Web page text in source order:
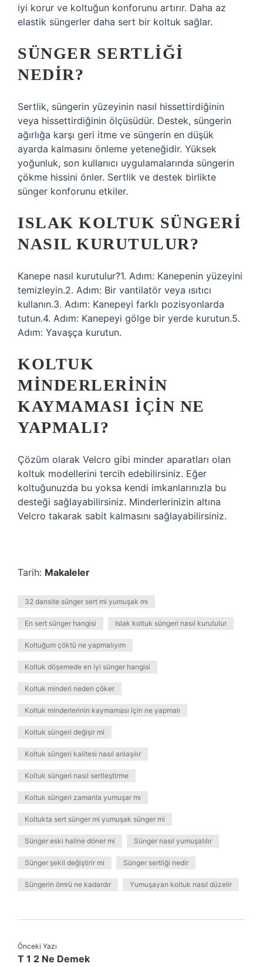
iyi korur ve koltuğun konforunu artırır. Daha az
elastik süngerler daha sert bir koltuk sağlar.
SÜNGER SERTLIĞI
NEDIR?
Sertlik, süngerin yüzeyinin nasıl hissettirdiğinin
veya hissettirdiğinin ölçüsüdür. Destek, süngerin
ağırlığa karşı geri itme ve süngerin en düşük
ayarda kalmasını önleme yeteneğidir. Yüksek
yoğunluk, son kullanıcı uygulamalarında süngerin
çökme hissini önler. Sertlik ve destek birlikte
sünger konforunu etkiler.
ISLAK KOLTUK SÜNGERI
NASIL KURUTULUR?
Kanepe nasıl kurutulur?1. Adım: Kanepenin yüzeyini
temizleyin.2. Adım: Bir vantilatör veya ısıtıcı
kullanın.3. Adım: Kanepeyi farklı pozisyonlarda
tutun.4. Adım: Kanepeyi gölge bir yerde kurutun.5.
Adım: Yavaşça kurutun.
KOLTUK
MINDERLERININ
KAYMAMASI IÇIN NE
YAPMALI?
Çözüm olarak Velcro gibi minder aparatları olan
koltuk modellerini tercih edebilirsiniz. Eğer
koltuğunuzda bu yoksa kendi imkanlarınızla bu
desteği sağlayabilirsiniz. Minderlerinizin altına
Velcro takarak sabit kalmasını sağlayabilirsiniz.
Tarih: Makaleler
32 dansite sünger sert mi yumuşak mı
En sert sünger hangisi Islak koltuk süngeri nasıl kurutulur
Koltuğum çöktü ne yapmalıyım
Koltuk döşemede en iyi sünger hangisi
Koltuk minderi neden çöker
Koltuk minderlerinin kaymaması için ne yapmalı
Koltuk süngeri değişir mi
Koltuk süngeri kalitesi nasıl anlaşılır
Koltuk süngeri nasıl sertleştirme
Koltuk süngeri zamanla yumuşar mı
Koltukta sert sünger mi yumuşak sünger mi
Sünger eski haline döner mi Sünger nasıl yumuşatılır
Sünger şekil değiştirir mi Sünger sertliği nedir
Süngerin ömrü ne kadardır Yumuşayan koltuk nasıl düzelir
Önceki Yazı
T 1 2 Ne Demek